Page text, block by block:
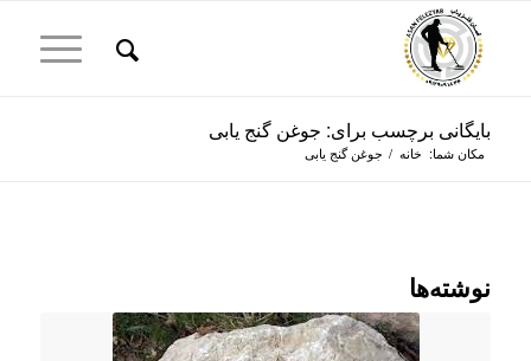
بایگانی برچسب برای: جوغن گنج یابی
مکان شما: خانه / جوغن گنج یابی
نوشته‌ها